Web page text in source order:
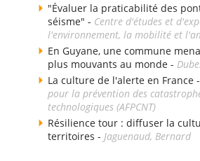
"Évaluer la praticabilité des
séisme" - Centre d'études et
l'environnement, la mobilité et
En Guyane, une commune
plus mouvants au monde -
La culture de l'alerte en France
pour la prévention des
technologiques (AFPCNT)
Résilience tour : diffuser la
territoires - Jaguenaud, Bernard